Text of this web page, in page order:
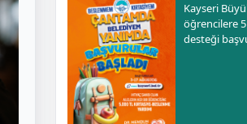
Kayseri
öğrencilere
desteği